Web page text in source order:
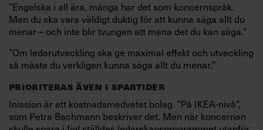
”Engelska i all ära, många har det som koncernspråk.
Men du ska vara väldigt duktig för att kunna säga allt du
menar – och inte blir tvungen att mena det du kan säga.”
”Om ledarutveckling ska ge maximal effekt och utveckling
så måste du verkligen kunna säga allt du menar.”
PRIORITERAS ÄVEN I SPARTIDER
Inission är ett kostnadsmedvetet bolag. ”På IKEA-nivå”,
som Petra Bachmann beskriver det. Men när koncernen